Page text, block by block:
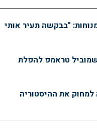
"בבקשה תעיר אותי
טראמפ להפלת
את ההיסטוריה